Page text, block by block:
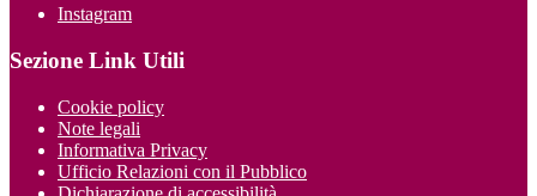
Instagram
Sezione Link Utili
Cookie policy
Note legali
Informativa Privacy
Ufficio Relazioni con il Pubblico